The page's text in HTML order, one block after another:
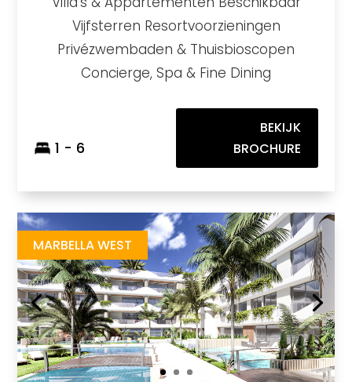
Vijfsterren Resortvoorzieningen
Privézwembaden & Thuisbioscopen
Concierge, Spa & Fine Dining
1 - 6
BEKIJK
BROCHURE
MARBELLA WEST